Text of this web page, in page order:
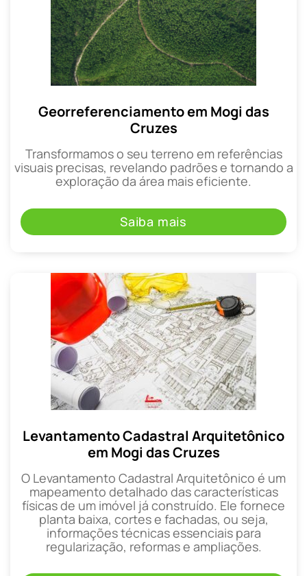
Georreferenciamento em Mogi das
Cruzes
Transformamos o seu terreno em referências
visuais precisas, revelando padrões e tornando a
exploração da área mais eficiente.
Saiba mais
Levantamento Cadastral Arquitetônico
em Mogi das Cruzes
O Levantamento Cadastral Arquitetônico é um
mapeamento detalhado das características
físicas de um imóvel já construído. Ele fornece
planta baixa, cortes e fachadas, ou seja,
informações técnicas essenciais para
regularização, reformas e ampliações.